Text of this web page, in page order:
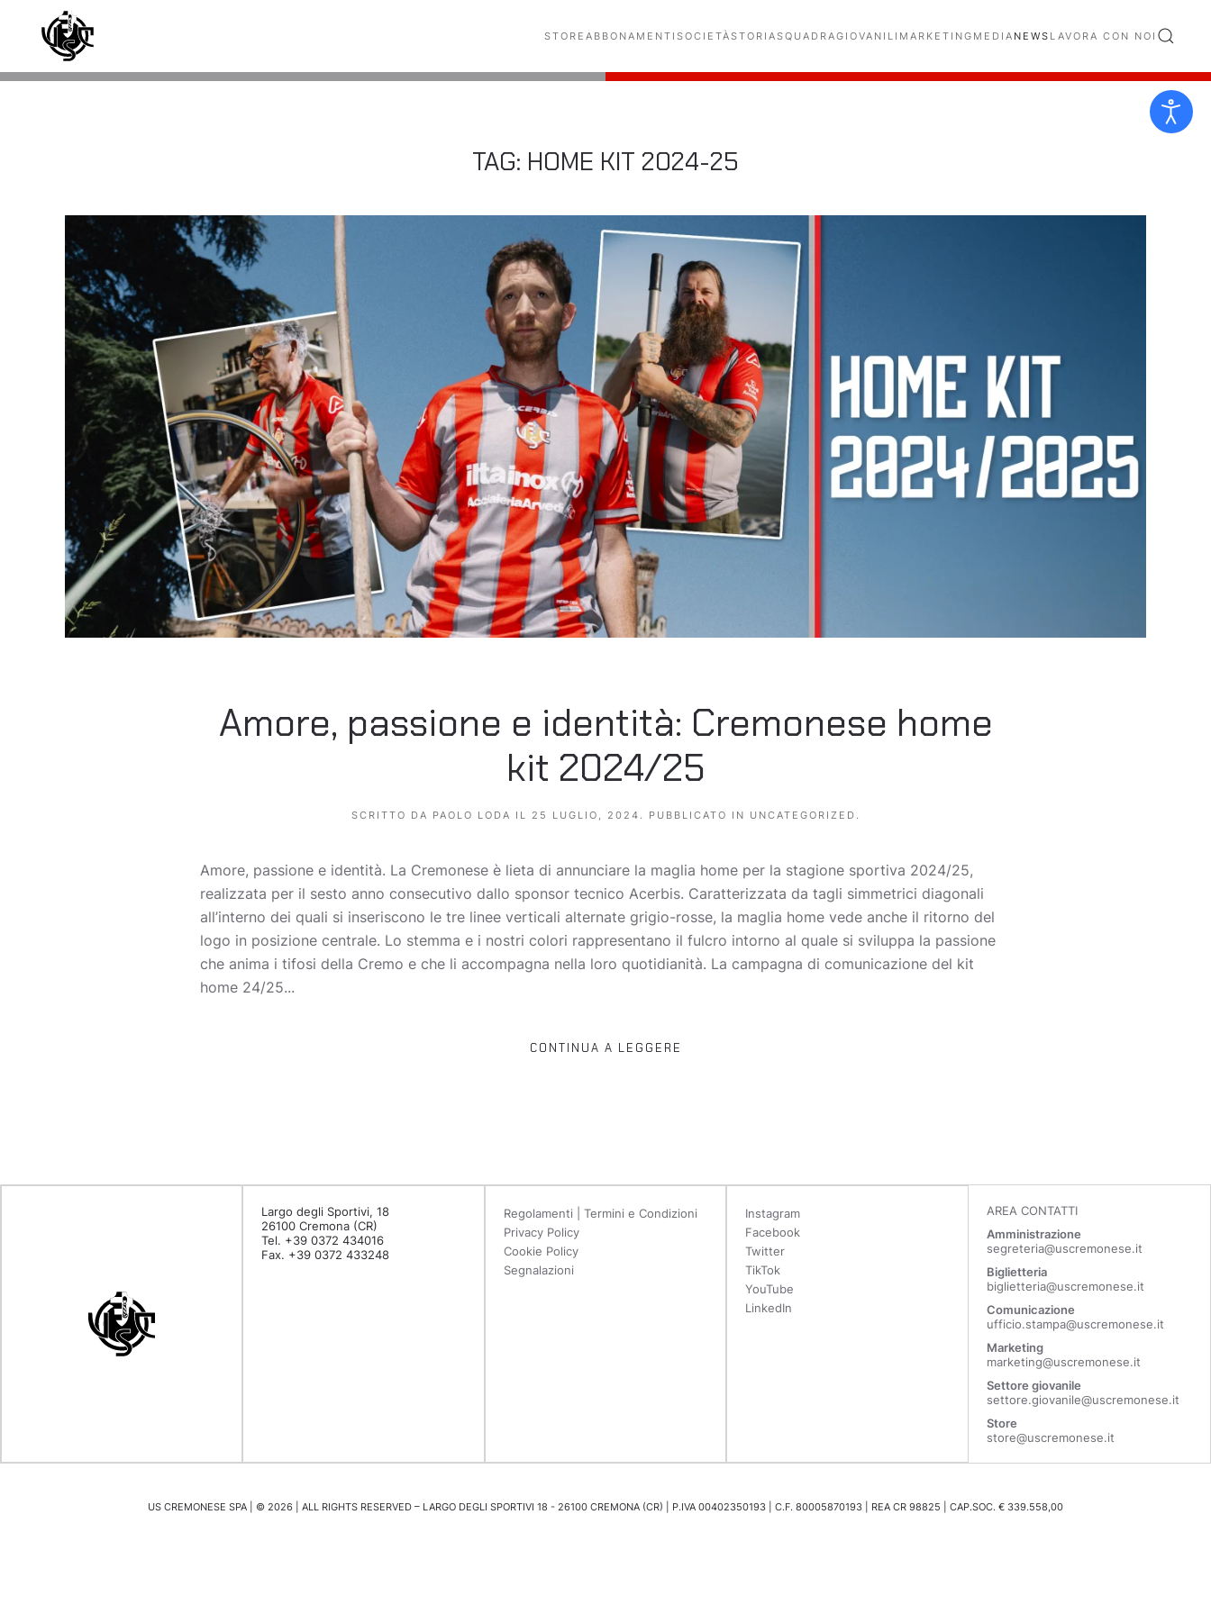
Skip to main content STORE ABBONAMENTI SOCIETÀSTORIASQUADRAGIOVANILI MARKETING MEDIA NEWS LAVORA CON NOI
TAG: HOME KIT 2024-25
Amore, passione e identità: Cremonese home
kit 2024/25
SCRITTO DA PAOLO LODA IL 25 LUGLIO, 2024 . PUBBLICATO IN UNCATEGORIZED .
Amore, passione e identità. La Cremonese è lieta di annunciare la maglia home per la stagione sportiva 2024/25,
realizzata per il sesto anno consecutivo dallo sponsor tecnico Acerbis. Caratterizzata da tagli simmetrici diagonali
all’interno dei quali si inseriscono le tre linee verticali alternate grigio-rosse, la maglia home vede anche il ritorno del
logo in posizione centrale. Lo stemma e i nostri colori rappresentano il fulcro intorno al quale si sviluppa la passione
che anima i tifosi della Cremo e che li accompagna nella loro quotidianità. La campagna di comunicazione del kit
home 24/25...
CONTINUA A LEGGERE
Largo degli Sportivi, 18
26100 Cremona (CR)
Tel. +39 0372 434016
Fax. +39 0372 433248
Regolamenti | Termini e Condizioni
Privacy Policy
Cookie Policy
Segnalazioni
Instagram
Facebook
Twitter
TikTok
YouTube
LinkedIn
AREA CONTATTI
Amministrazione
segreteria@uscremonese.it
Biglietteria
biglietteria@uscremonese.it
Comunicazione
ufficio.stampa@uscremonese.it
Marketing
marketing@uscremonese.it
Settore giovanile
settore.giovanile@uscremonese.it
Store
store@uscremonese.it
US CREMONESE SPA | © 2026 | ALL RIGHTS RESERVED – LARGO DEGLI SPORTIVI 18 - 26100 CREMONA (CR) | P.IVA 00402350193 | C.F. 80005870193 | REA CR 98825 | CAP.SOC. € 339.558,00